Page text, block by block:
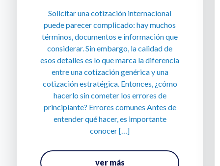
Solicitar una cotización internacional
puede parecer complicado: hay muchos
términos, documentos e información que
considerar. Sin embargo, la calidad de
esos detalles es lo que marca la diferencia
entre una cotización genérica y una
cotización estratégica. Entonces, ¿cómo
hacerlo sin cometer los errores de
principiante? Errores comunes Antes de
entender qué hacer, es importante
conocer […]
ver más